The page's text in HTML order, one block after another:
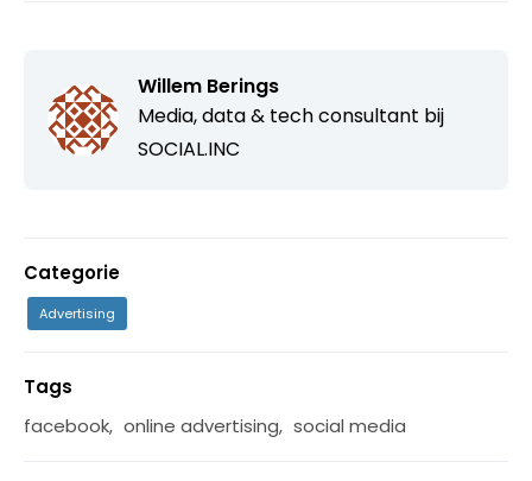
Willem Berings
Media, data & tech consultant bij
SOCIAL.INC
Categorie
Advertising
Tags
facebook, online advertising, social media